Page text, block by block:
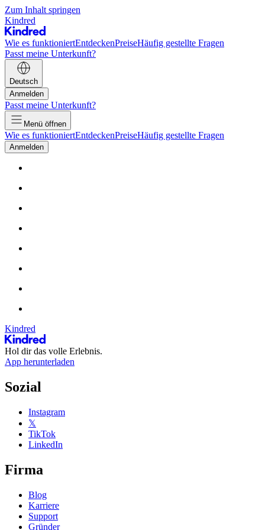
Zum Inhalt springen
Kindred
Wie es funktioniertEntdeckenPreiseHäufig gestellte Fragen
Passt meine Unterkunft?
Deutsch
Anmelden
Passt meine Unterkunft?
Menü öffnen
Wie es funktioniertEntdeckenPreiseHäufig gestellte Fragen
Anmelden
Kindred
Hol dir das volle Erlebnis.
App herunterladen
Sozial
Instagram
𝕏
TikTok
LinkedIn
Firma
Blog
Karriere
Support
Gründer